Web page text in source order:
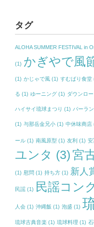
タグ
ALOHA SUMMER FESTIVAL in
(1) かぎやで風
(1) かじゃで風 (1) すむばり食堂
る (1) ゆーニング (1) ダウンロー
ハイサイ琉球まつり (1) パーラ
(1) 与那岳金兄小 (1) 中休味商店
ール (1) 南風原型 (1) 友利 (1) 安
ユンタ (3) 宮
(1) 慰問 (1) 持ち方 (1) 新人
民謡 (1) 民謡コン
人会 (1) 沖縄飯 (1) 泡盛 (1)
琉球古典音楽 (1) 琉球料理 (1)